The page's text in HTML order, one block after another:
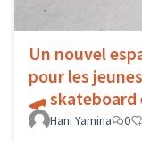
Un nouvel
pour les
🛹
Hani Yamina 0